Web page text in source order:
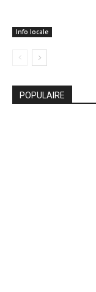
Info locale
POPULAIRE